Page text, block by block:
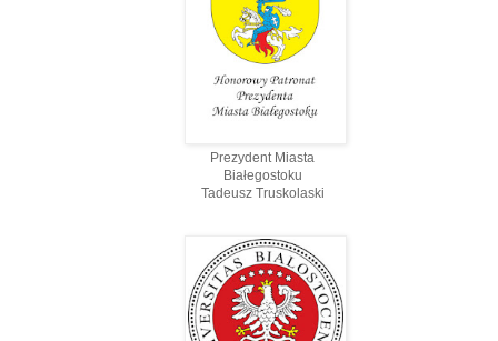
Prezydent Miasta
Białegostoku
Tadeusz Truskolaski